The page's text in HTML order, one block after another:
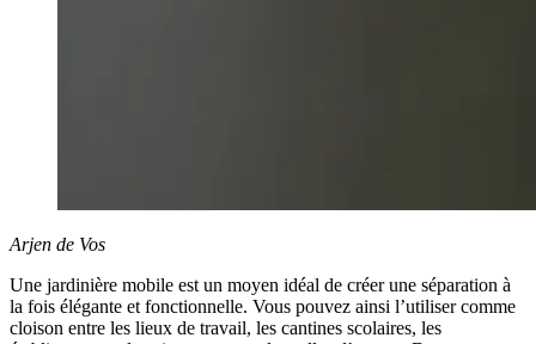
Arjen de Vos
Une jardinière mobile est un moyen idéal de créer une séparation à
la fois élégante et fonctionnelle. Vous pouvez ainsi l’utiliser comme
cloison entre les lieux de travail, les cantines scolaires, les